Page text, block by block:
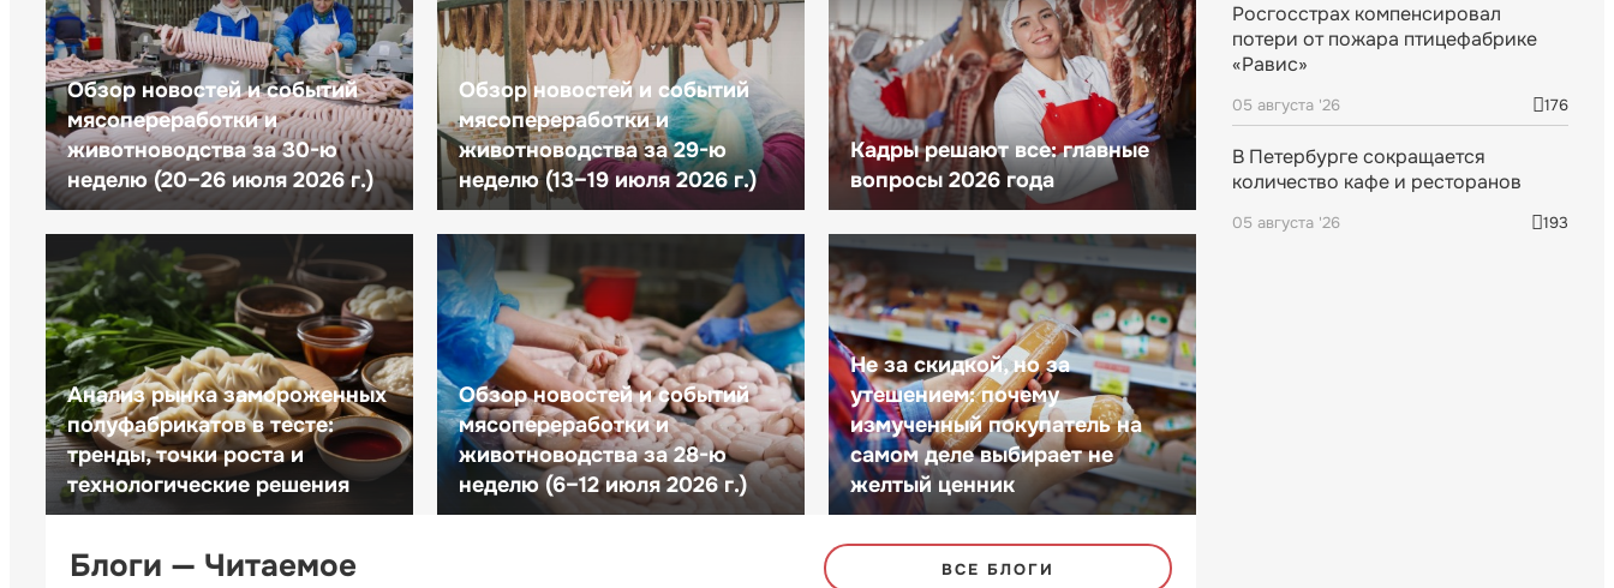
Обзор новостей и событий
мясопереработки и
животноводства за 30-ю
неделю (20–26 июля 2026 г.)
Обзор новостей и событий
мясопереработки и
животноводства за 29-ю
неделю (13–19 июля 2026 г.)
Кадры решают все: главные
вопросы 2026 года
Анализ рынка замороженных
полуфабрикатов в тесте:
тренды, точки роста и
технологические решения
Обзор новостей и событий
мясопереработки и
животноводства за 28-ю
неделю (6–12 июля 2026 г.)
Не за скидкой, но за
утешением: почему
измученный покупатель на
самом деле выбирает не
желтый ценник
Блоги — Читаемое ВСЕ БЛОГИ
Росгосстрах компенсировал
потери от пожара птицефабрике
«Равис»
05 августа '26 176
В Петербурге сокращается
количество кафе и ресторанов
05 августа '26 193